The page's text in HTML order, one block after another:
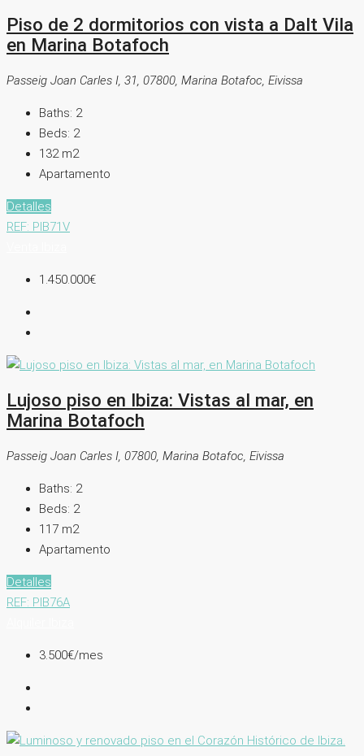
Piso de 2 dormitorios con vista a Dalt Vila
en Marina Botafoch
Passeig Joan Carles I, 31, 07800, Marina Botafoc, Eivissa
Baths: 2
Beds: 2
132 m2
Apartamento
Detalles
REF: PIB71V
1.450.000€
Lujoso piso en Ibiza: Vistas al mar, en
Marina Botafoch
Passeig Joan Carles I, 07800, Marina Botafoc, Eivissa
Baths: 2
Beds: 2
117 m2
Apartamento
Detalles
REF: PIB76A
3.500€/mes